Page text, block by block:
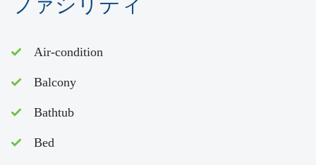
ファシリティ
Air-condition
Balcony
Bathtub
Bed